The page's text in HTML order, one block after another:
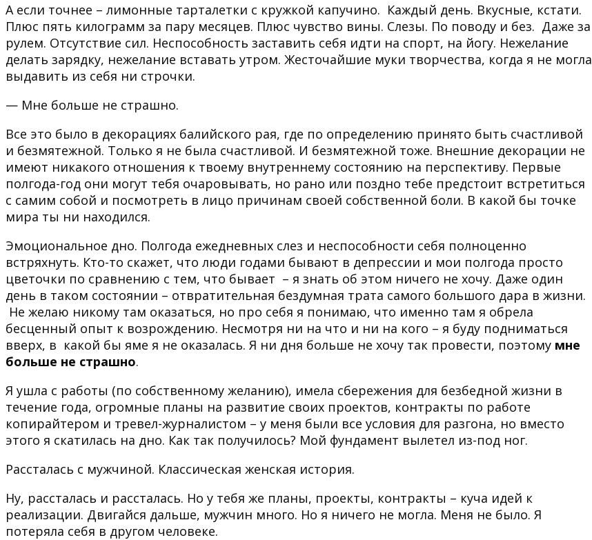
А если точнее – лимонные тарталетки с кружкой капучино. Каждый день. Вкусные, кстати.
Плюс пять килограмм за пару месяцев. Плюс чувство вины. Слезы. По поводу и без. Даже за
рулем. Отсутствие сил. Неспособность заставить себя идти на спорт, на йогу. Нежелание
делать зарядку, нежелание вставать утром. Жесточайшие муки творчества, когда я не могла
выдавить из себя ни строчки.
— Мне больше не страшно.
Все это было в декорациях балийского рая, где по определению принято быть счастливой
и безмятежной. Только я не была счастливой. И безмятежной тоже. Внешние декорации не
имеют никакого отношения к твоему внутреннему состоянию на перспективу. Первые
полгода-год они могут тебя очаровывать, но рано или поздно тебе предстоит встретиться
с самим собой и посмотреть в лицо причинам своей собственной боли. В какой бы точке
мира ты ни находился.
Эмоциональное дно. Полгода ежедневных слез и неспособности себя полноценно
встряхнуть. Кто-то скажет, что люди годами бывают в депрессии и мои полгода просто
цветочки по сравнению с тем, что бывает – я знать об этом ничего не хочу. Даже один
день в таком состоянии – отвратительная бездумная трата самого большого дара в жизни.
Не желаю никому там оказаться, но про себя я понимаю, что именно там я обрела
бесценный опыт к возрождению. Несмотря ни на что и ни на кого – я буду подниматься
вверх, в какой бы яме я не оказалась. Я ни дня больше не хочу так провести, поэтому мне
больше не страшно.
Я ушла с работы (по собственному желанию), имела сбережения для безбедной жизни в
течение года, огромные планы на развитие своих проектов, контракты по работе
копирайтером и тревел-журналистом – у меня были все условия для разгона, но вместо
этого я скатилась на дно. Как так получилось? Мой фундамент вылетел из-под ног.
Рассталась с мужчиной. Классическая женская история.
Ну, рассталась и рассталась. Но у тебя же планы, проекты, контракты – куча идей к
реализации. Двигайся дальше, мужчин много. Но я ничего не могла. Меня не было. Я
потеряла себя в другом человеке.